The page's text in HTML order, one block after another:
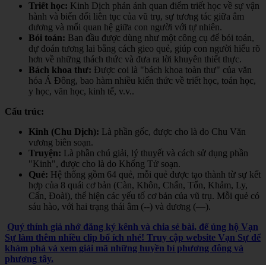
Triết học: Kinh Dịch phản ánh quan điểm triết học về sự vận
hành và biến đổi liên tục của vũ trụ, sự tương tác giữa âm
dương và mối quan hệ giữa con người với tự nhiên.
Bói toán: Ban đầu được dùng như một công cụ để bói toán,
dự đoán tương lai bằng cách gieo quẻ, giúp con người hiểu rõ
hơn về những thách thức và đưa ra lời khuyên thiết thực.
Bách khoa thư: Được coi là "bách khoa toàn thư" của văn
hóa Á Đông, bao hàm nhiều kiến thức về triết học, toán học,
y học, văn học, kinh tế, v.v..
Cấu trúc:
Kinh (Chu Dịch): Là phần gốc, được cho là do Chu Văn
vương biên soạn.
Truyện: Là phần chú giải, lý thuyết và cách sử dụng phần
"Kinh", được cho là do Khổng Tử soạn.
Quẻ: Hệ thống gồm 64 quẻ, mỗi quẻ được tạo thành từ sự kết
hợp của 8 quái cơ bản (Càn, Khôn, Chấn, Tốn, Khảm, Ly,
Cấn, Đoài), thể hiện các yếu tố cơ bản của vũ trụ. Mỗi quẻ có
sáu hào, với hai trạng thái âm (--) và dương (—).
Quý thính giả nhớ đăng ký kênh và chia sẻ bài, để ủng hộ Vạn
Sự làm thêm nhiều clip bổ ích nhé! Truy cập website Vạn Sự để
khám phá và xem giải mã những huyền bí phương đông và
phương tây.